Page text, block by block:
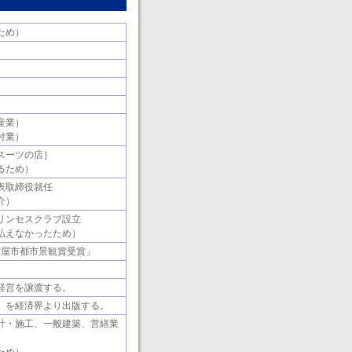
）
）
）
ツの店］
め）
取締役就任
ンセスクラブ設立
なかったため）
市都市景観賞受賞」
を譲渡する。
経済界より出版する。
・施工、一般建築、営繕業